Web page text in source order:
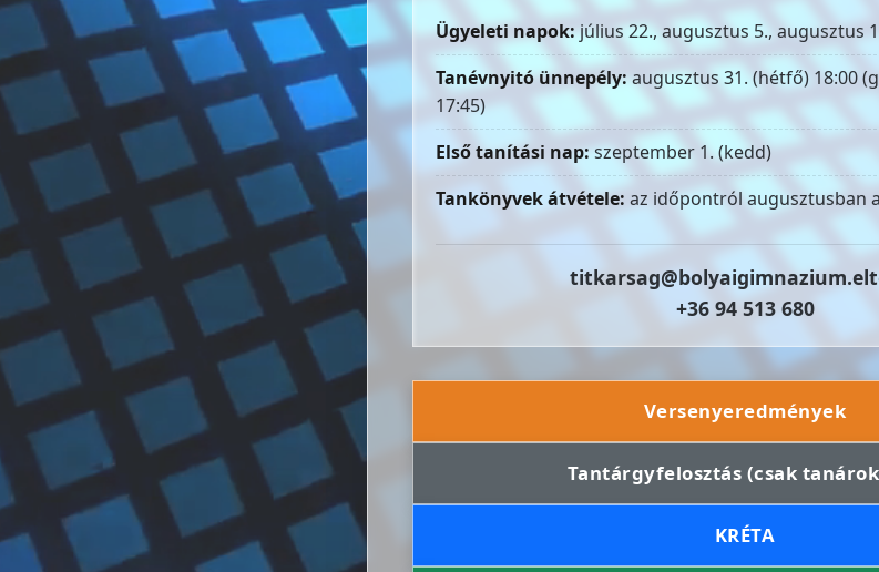
Ügyeleti napok:július 22., augusztus 5., augusztus
Tanévnyitó ünnepély:augusztus 31. (hétfő) 18:00
17:45)
Első tanítási nap:szeptember 1. (kedd)
Tankönyvek átvétele: az időpontról augusztusban
+36 94 513 680
Versenyeredmények
Tantárgyfelosztás (csak
KRÉTA